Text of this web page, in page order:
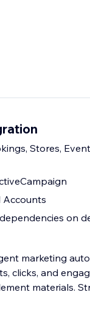
Stores,
Accounts
on
marketing
clicks, and
materials.